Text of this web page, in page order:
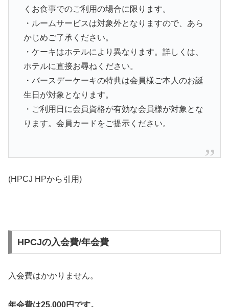
くお食事でのご利用の場合に限ります。
・ルームサービスは対象外となりますので、あら
かじめご了承ください。
・ケーキはホテルにより異なります。詳しくは、
ホテルに直接お尋ねください。
・バースデーケーキの特典は会員様ご本人のお誕
生日が対象となります。
・ご利用日に会員資格が有効な会員様が対象とな
ります。会員カードをご提示ください。
(HPCJ HPから引用)
HPCJの入会費/年会費
入会費はかかりません。
年会費は25,000円です。